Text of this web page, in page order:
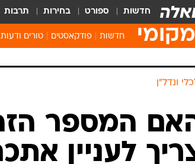
חדשות ספורט בחירות תרבות
מקומי חדשות פודקאסטים טורים ודעות